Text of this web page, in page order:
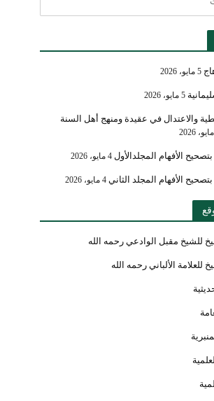
5 مايو، 2026
5 مايو، 2026
والاعتدال في عقيدة ومنهج أهل السنة
بتصحيح الأفهام المجلدالأول 4 مايو، 2026
بتصحيح الأفهام المجلد الثاني 4 مايو، 2026
للشيخ مقبل الوادعي رحمه الله
للعلامة الألباني رحمه الله